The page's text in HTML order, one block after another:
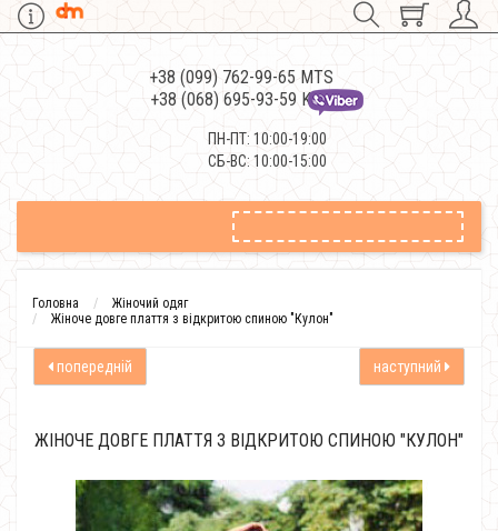
+38 (099) 762-99-65 MTS
+38 (068) 695-93-59 Kievstar
ПН-ПТ: 10:00-19:00
СБ-ВС: 10:00-15:00
Головна
Жіночий одяг
Жіноче довге плаття з відкритою спиною "Кулон"
попередній наступний
ЖІНОЧЕ ДОВГЕ ПЛАТТЯ З ВІДКРИТОЮ СПИНОЮ "КУЛОН"